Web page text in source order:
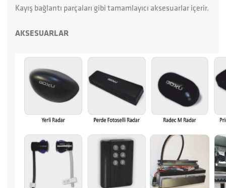
Kayış bağlantı parçaları gibi tamamlayıcı aksesuarlar içerir.
AKSESUARLAR